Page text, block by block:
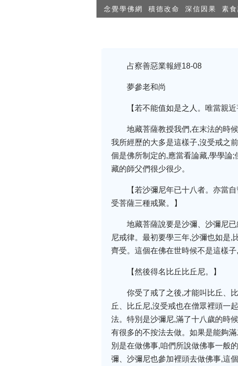
念覺學佛網 積德改命 深信因果 素
占察善惡業報經18-08
夢參老和尚
【若不能值如是之人。唯當親
地藏菩薩教授我們,在末法的時
我所經歷的大多是這樣子,沒受戒之
個是佛所制定的,應當看論藏,學學論
藏的師父們很少很少。
【若沙彌尼年已十八者。亦當
受菩薩三種戒聚。】
地藏菩薩說要是沙彌、沙彌尼
尼戒律。最初要學三年,沙彌也如是,
齊受。這個在佛在世時候不是這樣
【然後得名比丘比丘尼。】
你受了戒了之後,才能叫比丘、
丘、比丘尼,沒受戒也在僧眾裡頭一
法。特別是沙彌尼,滿了十八歲的時
有很多的不按法去做。如果是能夠
別是在做佛事,咱們所說做佛事一般
彌、沙彌尼也參加裡頭去做佛事,這